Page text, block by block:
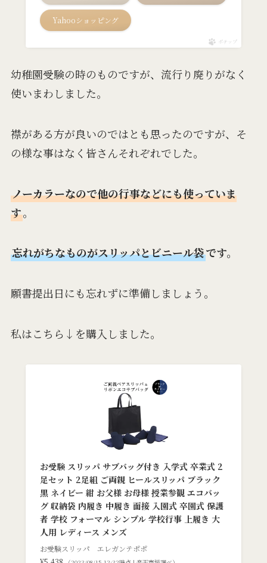
Yahooショッピング
ポチップ
幼稚園受験の時のものですが、流行り廃りがなく
使いまわしました。
襟がある方が良いのではとも思ったのですが、そ
の様な事はなく皆さんそれぞれでした。
ノーカラーなので他の行事などにも使っていま
す。
忘れがちなものがスリッパとビニール袋です。
願書提出日にも忘れずに準備しましょう。
私はこちら↓を購入しました。
お受験 スリッパ サブバッグ付き 入学式 卒業式 2
足セット 2足組 ご両親 ヒールスリッパ ブラック
黒 ネイビー 紺 お父様 お母様 授業参観 エコバッ
グ 収納袋 内履き 中履き 面接 入園式 卒園式 保護
者 学校 フォーマル シンプル 学校行事 上履き 大
人用 レディース メンズ
お受験スリッパ エレガンテポポ